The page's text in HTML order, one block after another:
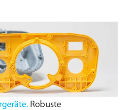
Robuste